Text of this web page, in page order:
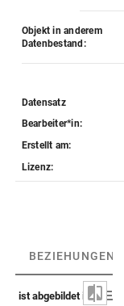
Objekt in anderem
Datenbestand:
Datensatz
Bearbeiter*in:
Erstellt am:
Lizenz:
BEZIEHUNGEN
ist abgebildet in